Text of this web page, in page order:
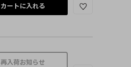
カートに入れる
再入荷お知らせ